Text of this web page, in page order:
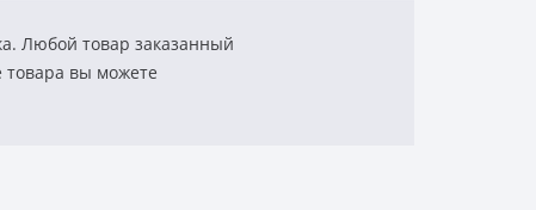
Любой товар заказанный
товара вы можете